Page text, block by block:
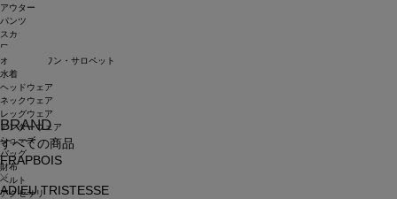
BRAND
すべての商品
FRAPBOIS
ADIEU TRISTESSE
アウター
パンツ
スカート
ワンピース
オールインワン・サロペット
水着
ヘッドウェア
ネックウェア
レッグウェア
アンダーウェア
シューズ
バッグ
財布
ベルト
アクセサリ